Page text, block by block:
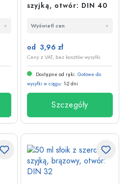
szyjką, otwór: DIN 40
Wyświetl cen
od 3,96 zł
Ceny z VAT, bez kosztów wysyłki
Dostępne od ręki. Gotowe do
wysyłki w ciągu: 1-2 dni
Szczegóły